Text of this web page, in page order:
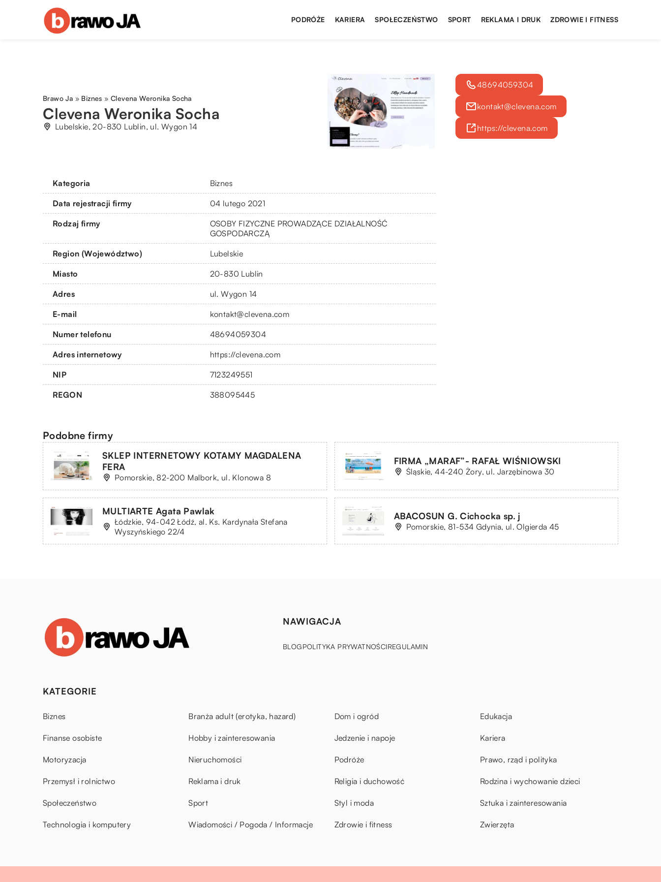
PODRÓŻE KARIERA SPOŁECZEŃSTWO SPORT REKLAMA I DRUK ZDROWIE I FITNESS
Brawo Ja » Biznes »Clevena Weronika Socha
Clevena Weronika Socha
Lubelskie, 20-830 Lublin, ul. Wygon 14
Kategoria Biznes
Data rejestracji firmy 04 lutego 2021
Rodzaj firmy
OSOBY FIZYCZNE PROWADZĄCE DZIAŁALNOŚĆ
GOSPODARCZĄ
Region (Województwo) Lubelskie
Miasto 20-830 Lublin
Adres ul. Wygon 14
E-mail kontakt@clevena.com
Numer telefonu 48694059304
Adres internetowy https://clevena.com
NIP 7123249551
REGON 388095445
48694059304
kontakt@clevena.com
https://clevena.com
Podobne firmy
SKLEP INTERNETOWY KOTAMY MAGDALENA
FERA
Pomorskie, 82-200 Malbork, ul. Klonowa 8
FIRMA „MARAF”- RAFAŁ WIŚNIOWSKI
Śląskie, 44-240 Żory, ul. Jarzębinowa 30
MULTIARTE Agata Pawlak
Łódzkie, 94-042 Łódź, al. Ks. Kardynała Stefana
Wyszyńskiego 22/4
ABACOSUN G. Cichocka sp. j
Pomorskie, 81-534 Gdynia, ul. Olgierda 45
NAWIGACJA
BLOGPOLITYKA PRYWATNOŚCIREGULAMIN
KATEGORIE
Biznes Branża adult (erotyka, hazard) Dom i ogród Edukacja
Finanse osobiste Hobby i zainteresowania Jedzenie i napoje Kariera
Motoryzacja Nieruchomości Podróże Prawo, rząd i polityka
Przemysł i rolnictwo Reklama i druk Religia i duchowość Rodzina i wychowanie dzieci
Społeczeństwo Sport Styl i moda Sztuka i zainteresowania
Technologia i komputery Wiadomości / Pogoda / Informacje Zdrowie i fitness Zwierzęta